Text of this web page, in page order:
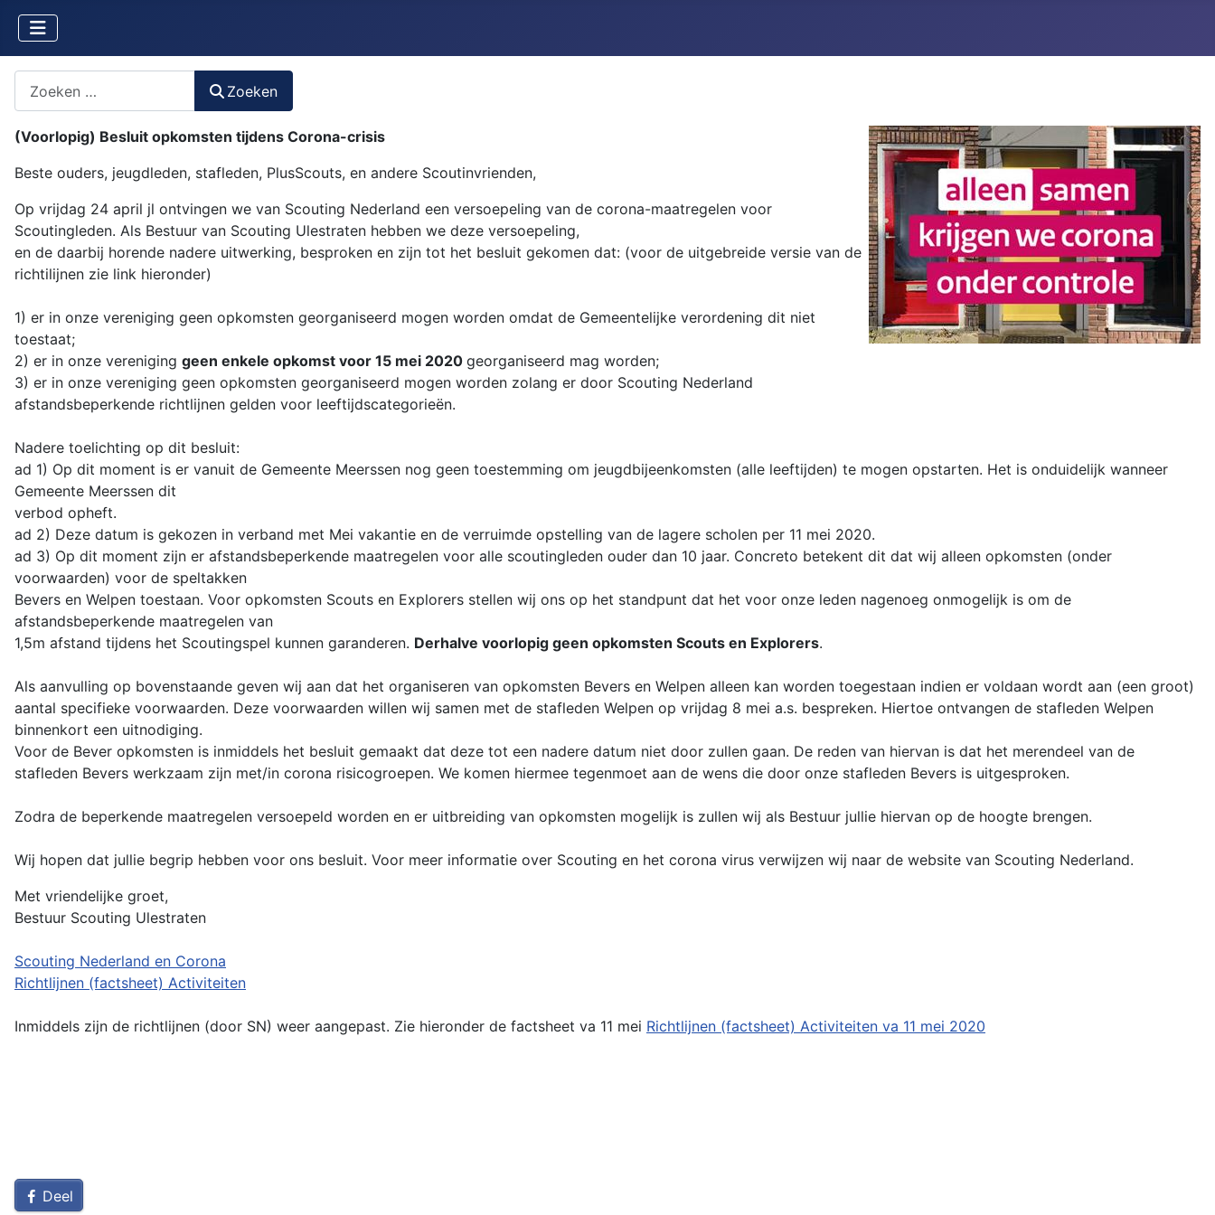
Zoeken
(Voorlopig) Besluit opkomsten tijdens Corona-crisis
Beste ouders, jeugdleden, stafleden, PlusScouts, en andere Scoutinvrienden,
Op vrijdag 24 april jl ontvingen we van Scouting Nederland een versoepeling van de corona-maatregelen voor
Scoutingleden. Als Bestuur van Scouting Ulestraten hebben we deze versoepeling,
en de daarbij horende nadere uitwerking, besproken en zijn tot het besluit gekomen dat: (voor de uitgebreide versie van de
richtilijnen zie link hieronder)
1) er in onze vereniging geen opkomsten georganiseerd mogen worden omdat de Gemeentelijke verordening dit niet
toestaat;
2) er in onze vereniging geen enkele opkomst voor 15 mei 2020 georganiseerd mag worden;
3) er in onze vereniging geen opkomsten georganiseerd mogen worden zolang er door Scouting Nederland
afstandsbeperkende richtlijnen gelden voor leeftijdscategorieën.
Nadere toelichting op dit besluit:
ad 1) Op dit moment is er vanuit de Gemeente Meerssen nog geen toestemming om jeugdbijeenkomsten (alle leeftijden) te mogen opstarten. Het is onduidelijk wanneer
Gemeente Meerssen dit
verbod opheft.
ad 2) Deze datum is gekozen in verband met Mei vakantie en de verruimde opstelling van de lagere scholen per 11 mei 2020.
ad 3) Op dit moment zijn er afstandsbeperkende maatregelen voor alle scoutingleden ouder dan 10 jaar. Concreto betekent dit dat wij alleen opkomsten (onder
voorwaarden) voor de speltakken
Bevers en Welpen toestaan. Voor opkomsten Scouts en Explorers stellen wij ons op het standpunt dat het voor onze leden nagenoeg onmogelijk is om de
afstandsbeperkende maatregelen van
1,5m afstand tijdens het Scoutingspel kunnen garanderen. Derhalve voorlopig geen opkomsten Scouts en Explorers.
Als aanvulling op bovenstaande geven wij aan dat het organiseren van opkomsten Bevers en Welpen alleen kan worden toegestaan indien er voldaan wordt aan (een groot)
aantal specifieke voorwaarden. Deze voorwaarden willen wij samen met de stafleden Welpen op vrijdag 8 mei a.s. bespreken. Hiertoe ontvangen de stafleden Welpen
binnenkort een uitnodiging.
Voor de Bever opkomsten is inmiddels het besluit gemaakt dat deze tot een nadere datum niet door zullen gaan. De reden van hiervan is dat het merendeel van de
stafleden Bevers werkzaam zijn met/in corona risicogroepen. We komen hiermee tegenmoet aan de wens die door onze stafleden Bevers is uitgesproken.
Zodra de beperkende maatregelen versoepeld worden en er uitbreiding van opkomsten mogelijk is zullen wij als Bestuur jullie hiervan op de hoogte brengen.
Wij hopen dat jullie begrip hebben voor ons besluit. Voor meer informatie over Scouting en het corona virus verwijzen wij naar de website van Scouting Nederland.
Met vriendelijke groet,
Bestuur Scouting Ulestraten
Scouting Nederland en Corona
Richtlijnen (factsheet) Activiteiten
Inmiddels zijn de richtlijnen (door SN) weer aangepast. Zie hieronder de factsheet va 11 mei Richtlijnen (factsheet) Activiteiten va 11 mei 2020
Deel